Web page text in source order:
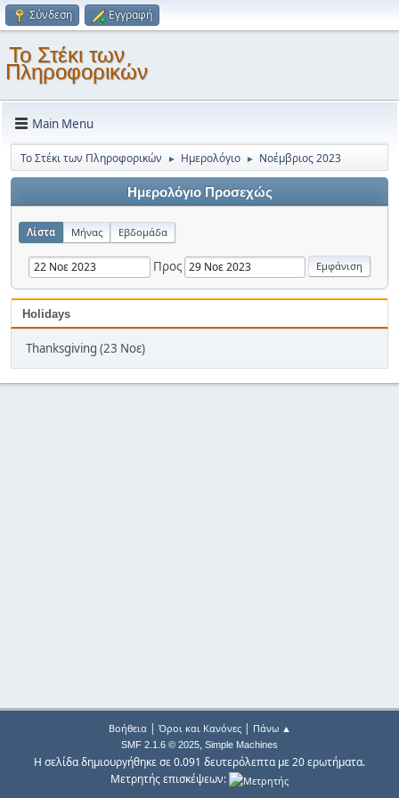
Σύνδεση Εγγραφή
Το Στέκι των
Πληροφορικών
Main Menu
Το Στέκι των Πληροφορικών ► Ημερολόγιο ► Νοέμβριος 2023
Ημερολόγιο Προσεχώς
Λίστα Μήνας Εβδομάδα
Προς
Holidays
Thanksgiving (23 Νοε)
Βοήθεια| Όροι και Κανόνες| Πάνω ▲
SMF 2.1.6 © 2025, Simple Machines
Η σελίδα δημιουργήθηκε σε 0.091 δευτερόλεπτα με 20 ερωτήματα.
Μετρητής επισκέψεων: